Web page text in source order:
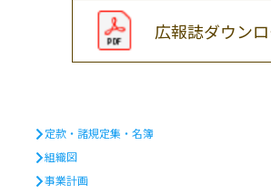
広報誌ダウン
定款・諸規定集・名簿
組織図
事業計画